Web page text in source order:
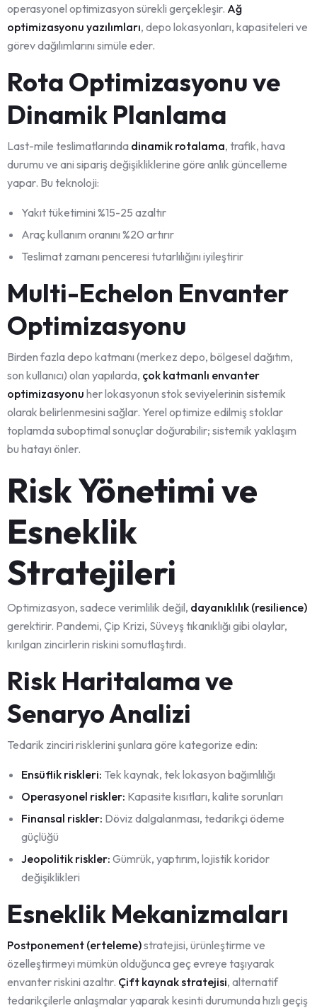
operasyonel optimizasyon sürekli gerçekleşir. Ağ
optimizasyonu yazılımları, depo lokasyonları, kapasiteleri ve
görev dağılımlarını simüle eder.
Rota Optimizasyonu ve
Dinamik Planlama
Last-mile teslimatlarında dinamik rotalama, trafik, hava
durumu ve ani sipariş değişikliklerine göre anlık güncelleme
yapar. Bu teknoloji:
Yakıt tüketimini %15-25 azaltır
Araç kullanım oranını %20 artırır
Teslimat zamanı penceresi tutarlılığını iyileştirir
Multi-Echelon Envanter
Optimizasyonu
Birden fazla depo katmanı (merkez depo, bölgesel dağıtım,
son kullanıcı) olan yapılarda, çok katmanlı envanter
optimizasyonu her lokasyonun stok seviyelerinin sistemik
olarak belirlenmesini sağlar. Yerel optimize edilmiş stoklar
toplamda suboptimal sonuçlar doğurabilir; sistemik yaklaşım
bu hatayı önler.
Risk Yönetimi ve
Esneklik
Stratejileri
Optimizasyon, sadece verimlilik değil, dayanıklılık (resilience)
gerektirir. Pandemi, Çip Krizi, Süveyş tıkanıklığı gibi olaylar,
kırılgan zincirlerin riskini somutlaştırdı.
Risk Haritalama ve
Senaryo Analizi
Tedarik zinciri risklerini şunlara göre kategorize edin:
Ensüflik riskleri: Tek kaynak, tek lokasyon bağımlılığı
Operasyonel riskler: Kapasite kısıtları, kalite sorunları
Finansal riskler: Döviz dalgalanması, tedarikçi ödeme
güçlüğü
Jeopolitik riskler: Gümrük, yaptırım, lojistik koridor
değişiklikleri
Esneklik Mekanizmaları
Postponement (erteleme)stratejisi, ürünleştirme ve
özelleştirmeyi mümkün olduğunca geç evreye taşıyarak
envanter riskini azaltır. Çift kaynak stratejisi, alternatif
tedarikçilerle anlaşmalar yaparak kesinti durumunda hızlı geçiş